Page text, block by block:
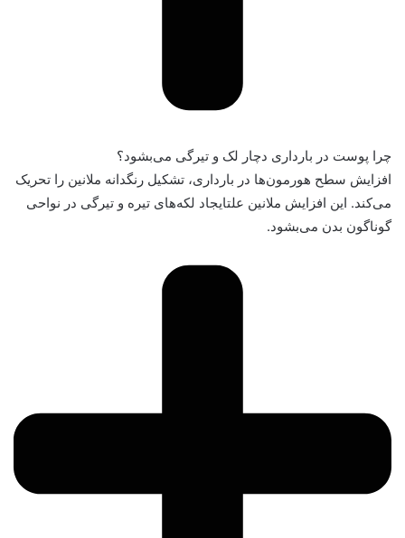
چرا پوست در بارداری دچار لک و تیرگی می‌بشود؟
افزایش سطح هورمون‌ها در بارداری، تشکیل رنگدانه ملانین را تحریک
می‌کند. این افزایش ملانین علتایجاد لکه‌های تیره و تیرگی در نواحی
گوناگون بدن می‌بشود.